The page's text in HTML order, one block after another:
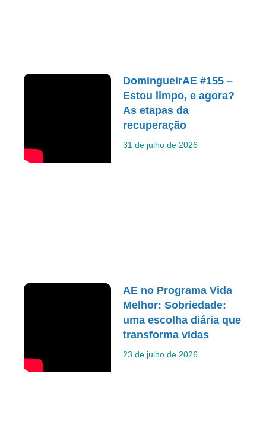
DomingueirAE #155 –
Estou limpo, e agora?
As etapas da
recuperação
31 de julho de 2026
AE no Programa Vida
Melhor: Sobriedade:
uma escolha diária que
transforma vidas
23 de julho de 2026